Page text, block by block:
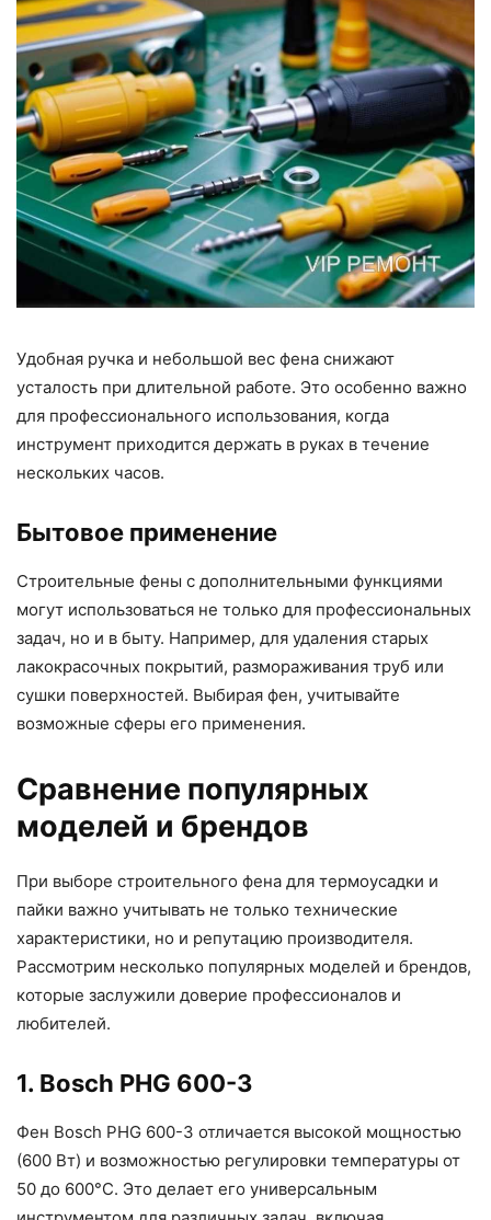
Удобная ручка и небольшой вес фена снижают
усталость при длительной работе. Это особенно важно
для профессионального использования, когда
инструмент приходится держать в руках в течение
нескольких часов.
Бытовое применение
Строительные фены с дополнительными функциями
могут использоваться не только для профессиональных
задач, но и в быту. Например, для удаления старых
лакокрасочных покрытий, размораживания труб или
сушки поверхностей. Выбирая фен, учитывайте
возможные сферы его применения.
Сравнение популярных
моделей и брендов
При выборе строительного фена для термоусадки и
пайки важно учитывать не только технические
характеристики, но и репутацию производителя.
Рассмотрим несколько популярных моделей и брендов,
которые заслужили доверие профессионалов и
любителей.
1. Bosch PHG 600-3
Фен Bosch PHG 600-3 отличается высокой мощностью
(600 Вт) и возможностью регулировки температуры от
50 до 600°C. Это делает его универсальным